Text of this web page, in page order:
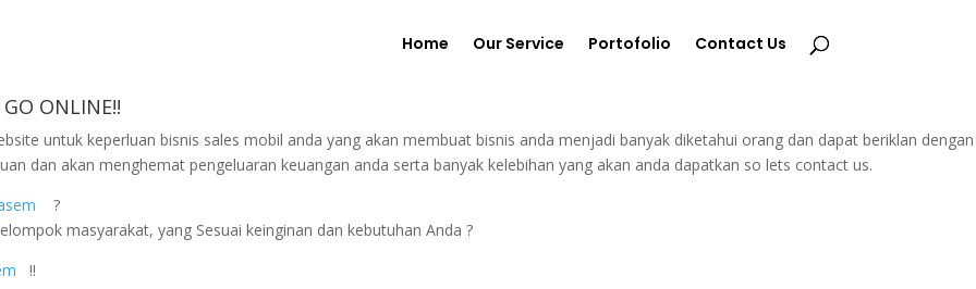
Home Our Service Portofolio Contact Us
ONLINE!!
untuk keperluan bisnis sales mobil anda yang akan membuat bisnis anda menjadi banyak diketahui orang dan dapat beriklan dengan
dan akan menghemat pengeluaran keuangan anda serta banyak kelebihan yang akan anda dapatkan so lets contact us.
?
masyarakat, yang Sesuai keinginan dan kebutuhan Anda ?
!!